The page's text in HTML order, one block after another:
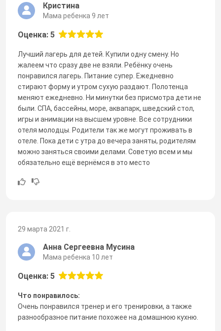
Кристина
Мама ребенка 9 лет
Оценка: 5
Лучший лагерь для детей. Купили одну смену. Но
жалеем что сразу две не взяли. Ребёнку очень
понравился лагерь. Питание супер. Ежедневно
стирают форму и утром сухую раздают. Полотенца
меняют ежедневно. Ни минутки без присмотра дети не
были. СПА, бассейны, море, аквапарк, шведский стол,
игры и анимации на высшем уровне. Все сотрудники
отеля молодцы. Родители так же могут проживать в
отеле. Пока дети с утра до вечера заняты, родителям
можно заняться своими делами. Советую всем и мы
обязательно ещё вернёмся в это место
29 марта 2021 г.
Анна Сергеевна Мусина
Мама ребенка 10 лет
Оценка: 5
Что понравилось:
Очень понравился тренер и его тренировки, а также
разнообразное питание похожее на домашнюю кухню.